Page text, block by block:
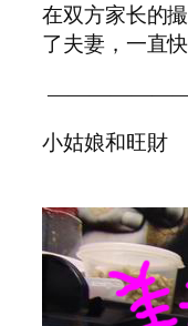
在双方家长的
了夫妻，一直
小姑娘和旺財